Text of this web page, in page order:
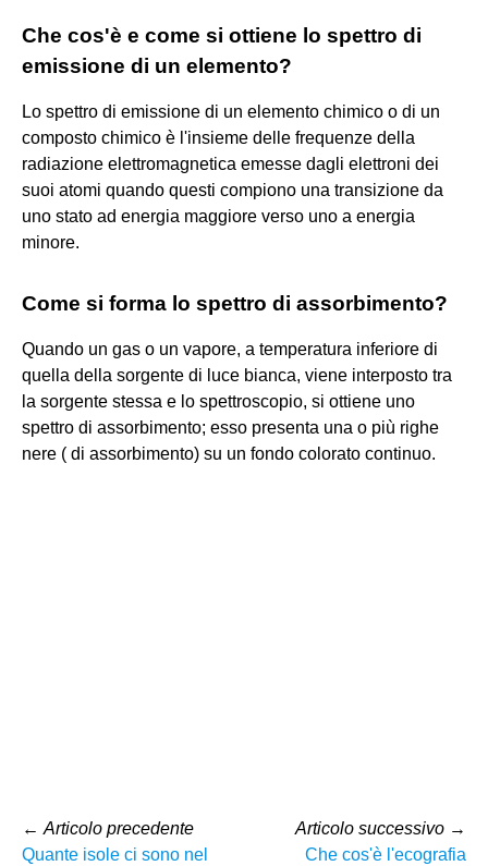
Che cos'è e come si ottiene lo spettro di
emissione di un elemento?
Lo spettro di emissione di un elemento chimico o di un
composto chimico è l'insieme delle frequenze della
radiazione elettromagnetica emesse dagli elettroni dei
suoi atomi quando questi compiono una transizione da
uno stato ad energia maggiore verso uno a energia
minore.
Come si forma lo spettro di assorbimento?
Quando un gas o un vapore, a temperatura inferiore di
quella della sorgente di luce bianca, viene interposto tra
la sorgente stessa e lo spettroscopio, si ottiene uno
spettro di assorbimento; esso presenta una o più righe
nere ( di assorbimento) su un fondo colorato continuo.
← Articolo precedente
Quante isole ci sono nel
Articolo successivo →
Che cos'è l'ecografia